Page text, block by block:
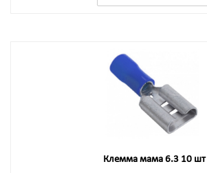
Клемма мама 6.3 10 шт